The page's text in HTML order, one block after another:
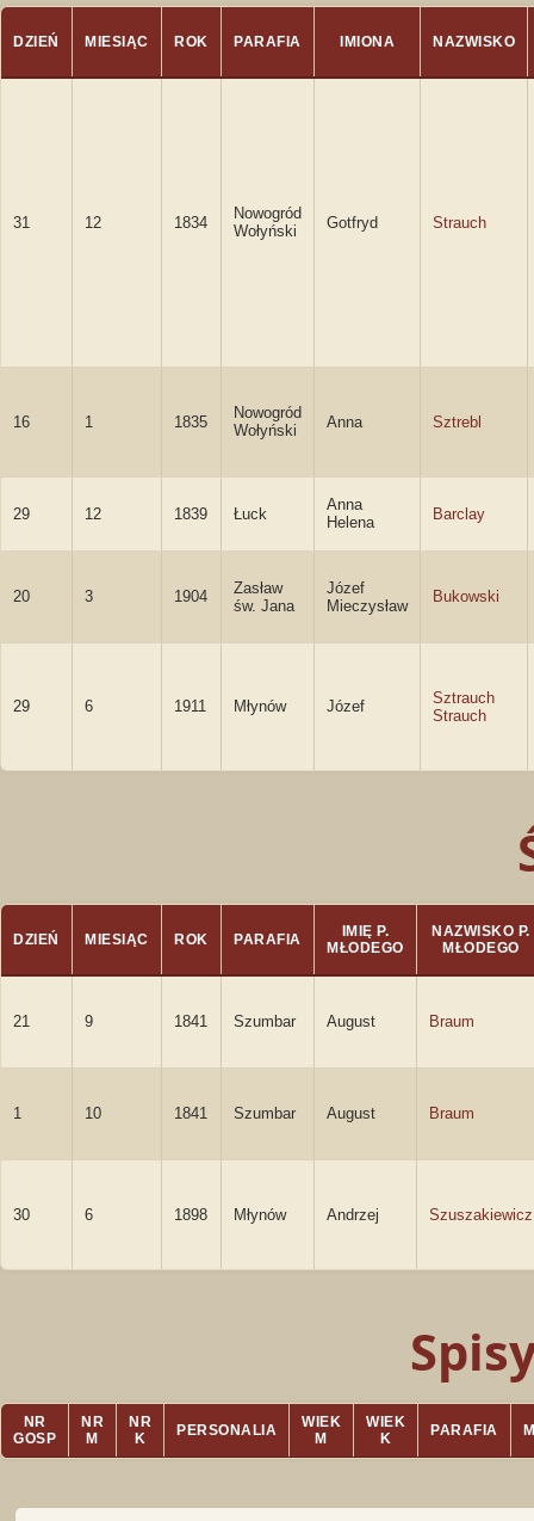
DZIEŃ MIESIĄC ROK PARAFIA IMIONA NAZWISKO
31 12 1834
Nowogród
Wołyński
Gotfryd Strauch
16 1 1835
Nowogród
Wołyński
Anna Sztrebl
29 12 1839 Łuck
Anna
Helena
Barclay
20 3 1904
Zasław
św. Jana
Józef
Mieczysław
Bukowski
29 6 1911 Młynów Józef
Sztrauch
Strauch
DZIEŃ MIESIĄC ROK PARAFIA
IMIĘ P.
MŁODEGO
NAZWISKO P.
MŁODEGO
21 9 1841 Szumbar August Braum
1 10 1841 Szumbar August Braum
30 6 1898 Młynów Andrzej Szuszakiewicz
NR
GOSP
NR
M
NR
K
PERSONALIA
WIEK
M
WIEK
K
PARAFIA